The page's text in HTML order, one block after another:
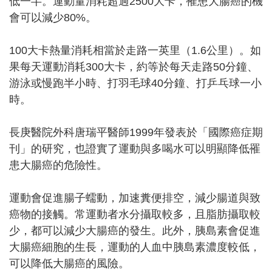
會可以減少80%。
100大卡熱量消耗相當於走路一英里（1.6公里）。如
果每天運動消耗300大卡，約等於每天走路50分鐘、
游泳或慢跑半小時、打羽毛球40分鐘、打乒乓球一小
時。
長庚醫院外科唐瑞平醫師1999年發表於「國際癌症期
刊」的研究，也證實了運動與多喝水可以明顯降低罹
患大腸癌的危險性。
運動會促進腸子蠕動，加速糞便排空，減少腸道與致
癌物的接觸。常運動者水分攝取較多，且脂肪攝取較
少，都可以減少大腸癌的發生。此外，胰島素會促進
大腸癌細胞的生長，運動的人血中胰島素濃度較低，
可以降低大腸癌的風險。